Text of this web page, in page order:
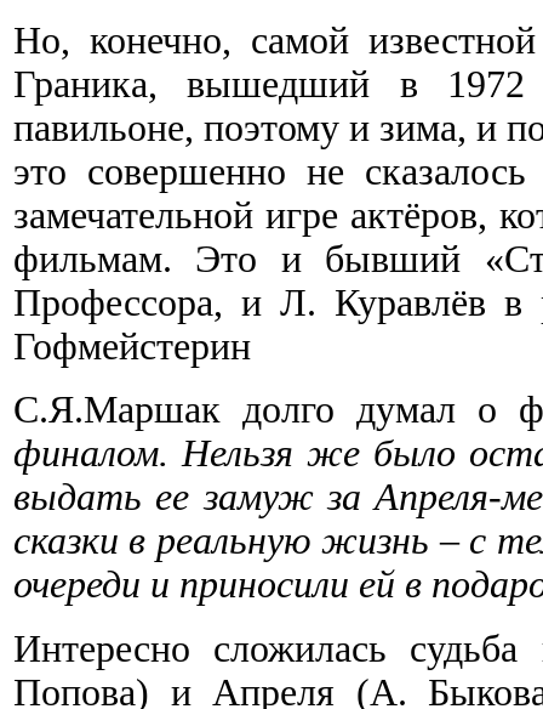
Но, конечно, самой
Граника, вышедший в 1972
павильоне, поэтому и зима, и
это совершенно не
замечательной игре актёров,
фильмам. Это и бывший
Профессора, и Л. Куравлёв
Гофмейстерин
С.Я.Маршак долго думал о
финалом. Нельзя же было
выдать ее замуж за Апреля-
сказки в реальную жизнь – с
очереди и приносили ей в
Интересно сложилась
Попова) и Апреля (А.